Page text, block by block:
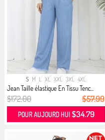
S M L XL XXL 3XL 4XL
Jean Taille élastique En Tissu Tenc...
$172.00 $57.99
POUR AUJOURD HUI $34.79